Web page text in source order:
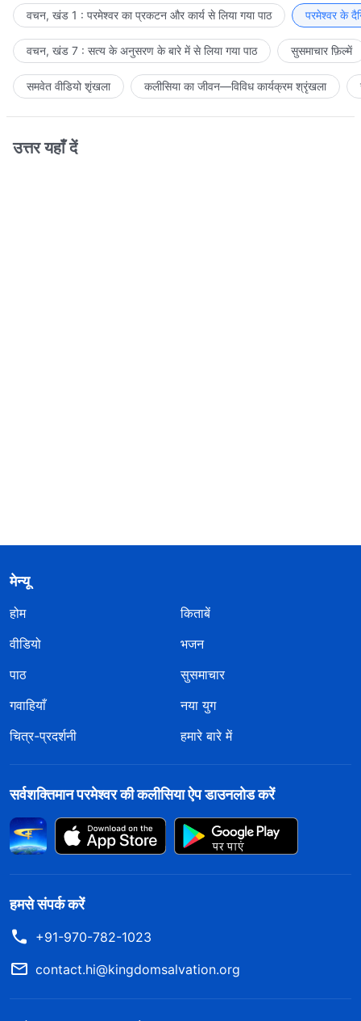
वचन, खंड 1 : परमेश्वर का प्रकटन और कार्य से लिया गया पाठ परमेश्वर के
वचन, खंड 7 : सत्य के अनुसरण के बारे में से लिया गया पाठ सुसमाचार फ़िल्में
समवेत वीडियो शृंखला कलीसिया का जीवन—विविध कार्यक्रम श्रृंखला
उत्तर यहाँ दें
मेन्यू
होम
किताबें
वीडियो
भजन
पाठ
सुसमाचार
गवाहियाँ
नया युग
चित्र-प्रदर्शनी
हमारे बारे में
सर्वशक्तिमान परमेश्वर की कलीसिया ऐप डाउनलोड करें
हमसे संपर्क करें
+91-970-782-1023
contact.hi@kingdomsalvation.org